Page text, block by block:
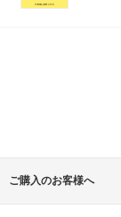
ご購入のお客様へ